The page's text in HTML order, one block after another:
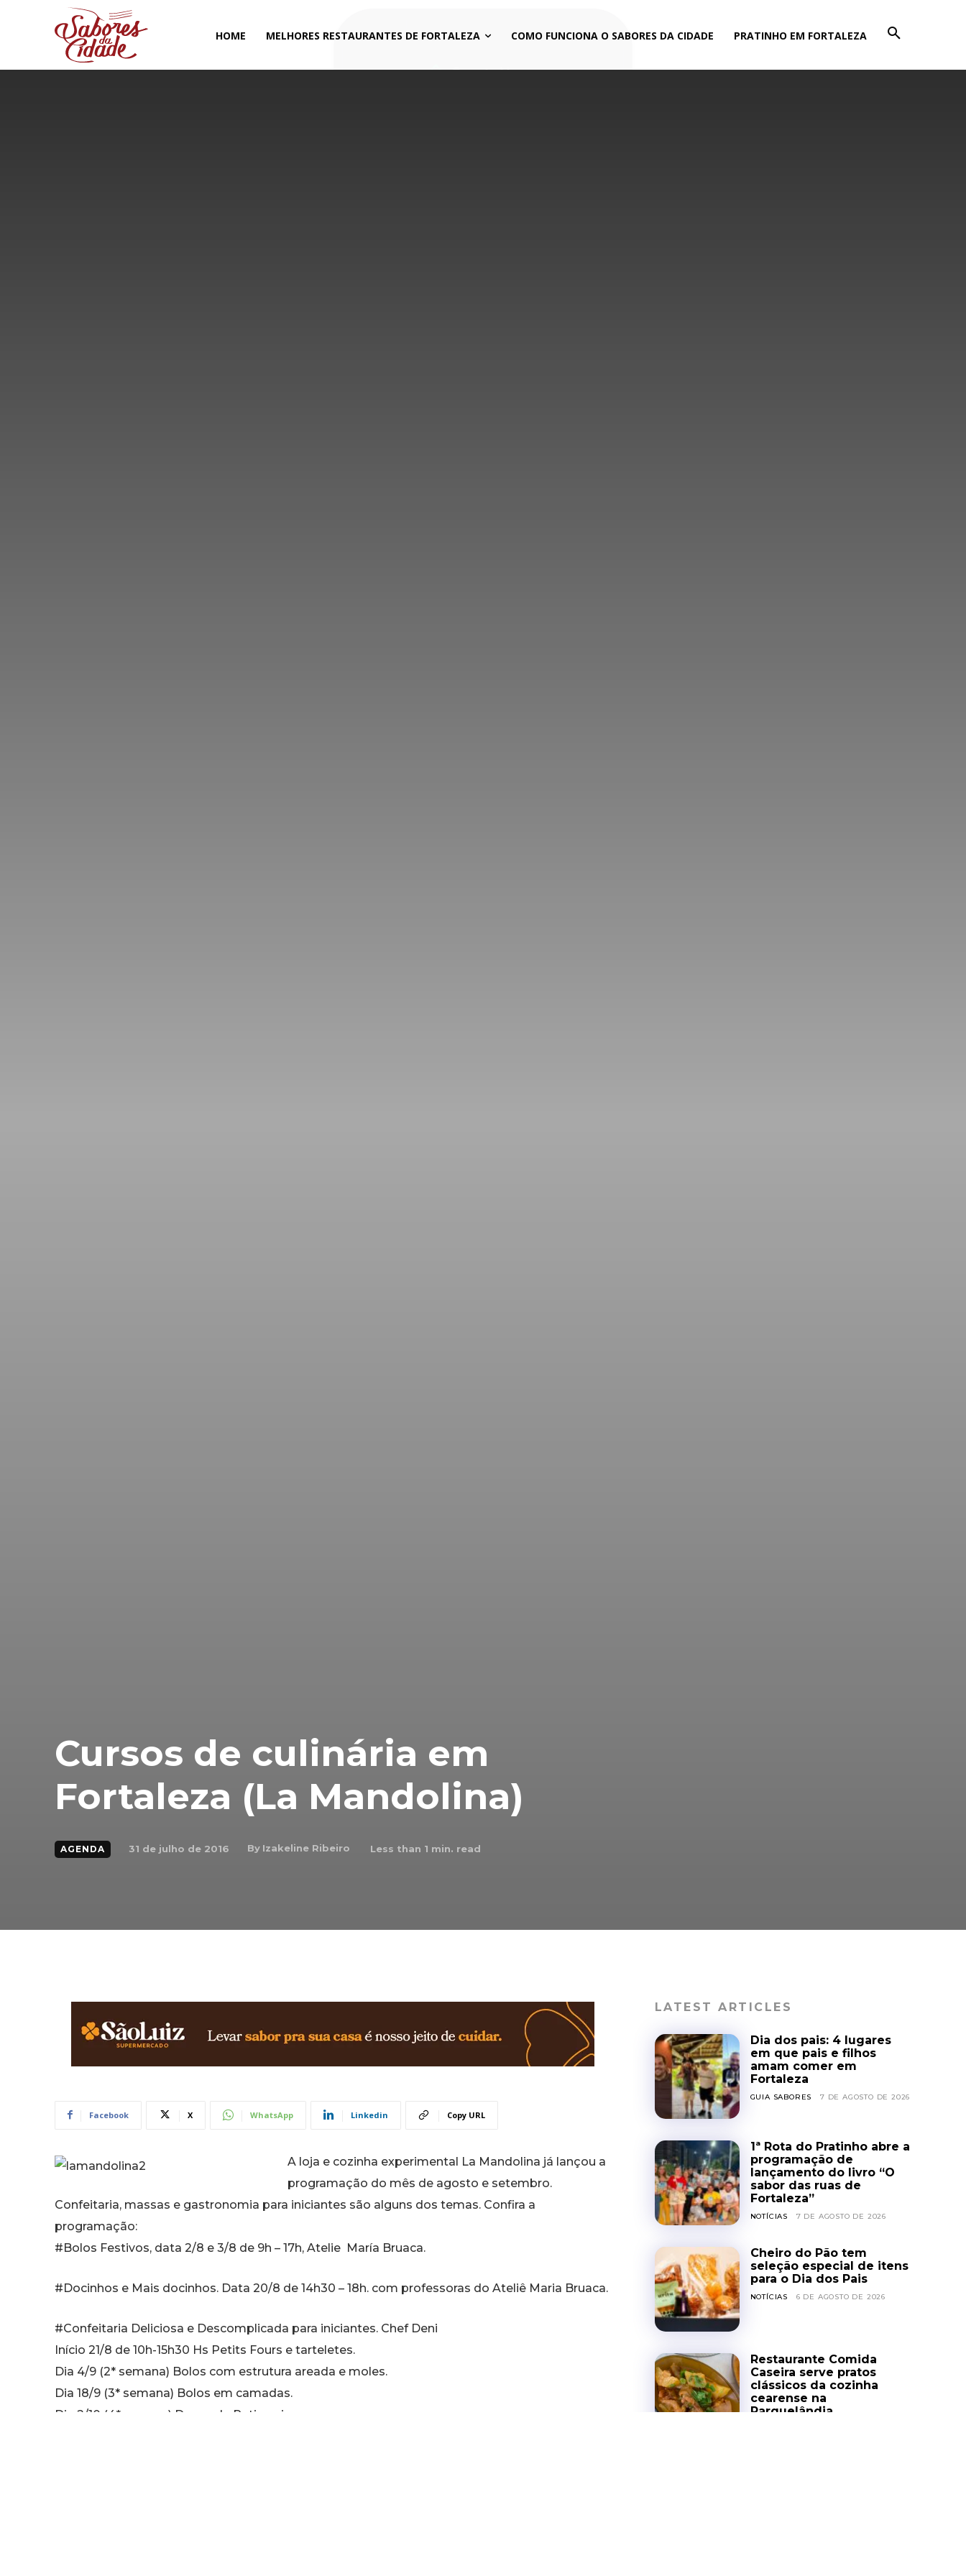
HOME MELHORES RESTAURANTES DE FORTALEZA COMO FUNCIONA O SABORES DA CIDADE PRATINHO EM FORTALEZA
Cursos de culinária em
Fortaleza (La Mandolina)
AGENDA 31 de julho de 2016 By Izakeline Ribeiro Less than 1 min. read
Facebook X WhatsApp Linkedin Copy URL
A loja e cozinha experimental La Mandolina já lançou a
programação do mês de agosto e setembro.
Confeitaria, massas e gastronomia para iniciantes são alguns dos temas. Confira a
programação:
#Bolos Festivos, data 2/8 e 3/8 de 9h – 17h, Atelie María Bruaca.
#Docinhos e Mais docinhos. Data 20/8 de 14h30 – 18h. com professoras do Ateliê Maria Bruaca.
#Confeitaria Deliciosa e Descomplicada para iniciantes. Chef Deni
Início 21/8 de 10h-15h30 Hs Petits Fours e tarteletes.
Dia 4/9 (2* semana) Bolos com estrutura areada e moles.
Dia 18/9 (3* semana) Bolos em camadas.
Dia 2/10 (4*semana) Doces de Patisserie.
LATEST ARTICLES
Dia dos pais: 4 lugares
em que pais e filhos
amam comer em
Fortaleza
GUIA SABORES 7 DE AGOSTO DE 2026
1ª Rota do Pratinho abre a
programação de
lançamento do livro “O
sabor das ruas de
Fortaleza”
NOTÍCIAS 7 DE AGOSTO DE 2026
Cheiro do Pão tem
seleção especial de itens
para o Dia dos Pais
NOTÍCIAS 6 DE AGOSTO DE 2026
Restaurante Comida
Caseira serve pratos
clássicos da cozinha
cearense na
Parquelândia